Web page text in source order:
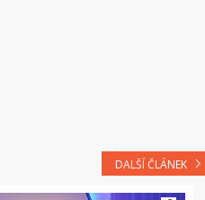
DALŠÍ ČLÁNEK